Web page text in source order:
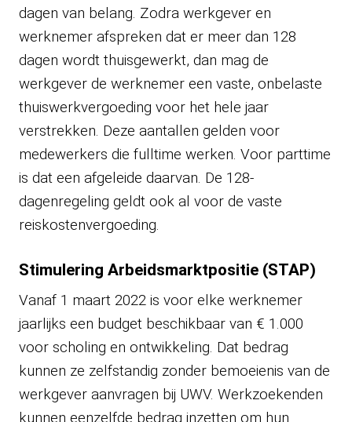
dagen van belang. Zodra werkgever en
werknemer afspreken dat er meer dan 128
dagen wordt thuisgewerkt, dan mag de
werkgever de werknemer een vaste, onbelaste
thuiswerkvergoeding voor het hele jaar
verstrekken. Deze aantallen gelden voor
medewerkers die fulltime werken. Voor parttime
is dat een afgeleide daarvan. De 128-
dagenregeling geldt ook al voor de vaste
reiskostenvergoeding.
Stimulering Arbeidsmarktpositie (STAP)
Vanaf 1 maart 2022 is voor elke werknemer
jaarlijks een budget beschikbaar van € 1.000
voor scholing en ontwikkeling. Dat bedrag
kunnen ze zelfstandig zonder bemoeienis van de
werkgever aanvragen bij UWV. Werkzoekenden
kunnen eenzelfde bedrag inzetten om hun